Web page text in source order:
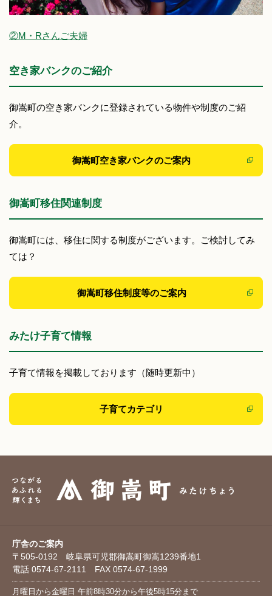
②M・Rさんご夫婦
空き家バンクのご紹介
御嵩町の空き家バンクに登録されている物件や制度のご紹
介。
御嵩町空き家バンクのご案内
御嵩町移住関連制度
御嵩町には、移住に関する制度がございます。ご検討してみ
ては？
御嵩町移住制度等のご案内
みたけ子育て情報
子育て情報を掲載しております（随時更新中）
子育てカテゴリ
庁舎のご案内
〒505-0192 岐阜県可児郡御嵩町御嵩1239番地1
電話 0574-67-2111 FAX 0574-67-1999
月曜日から金曜日 午前8時30分から午後5時15分まで